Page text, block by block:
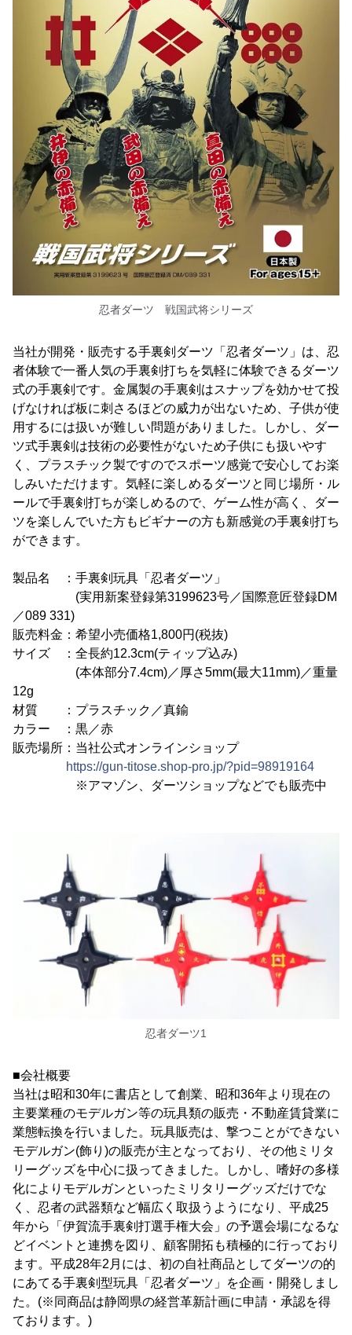
忍者ダーツ 戦国武将シリーズ
当社が開発・販売する手裏剣ダーツ「忍者ダーツ」は、忍
者体験で一番人気の手裏剣打ちを気軽に体験できるダーツ
式の手裏剣です。金属製の手裏剣はスナップを効かせて投
げなければ板に刺さるほどの威力が出ないため、子供が使
用するには扱いが難しい問題がありました。しかし、ダー
ツ式手裏剣は技術の必要性がないため子供にも扱いやす
く、プラスチック製ですのでスポーツ感覚で安心してお楽
しみいただけます。気軽に楽しめるダーツと同じ場所・ル
ールで手裏剣打ちが楽しめるので、ゲーム性が高く、ダー
ツを楽しんでいた方もビギナーの方も新感覚の手裏剣打ち
ができます。
製品名 ：手裏剣玩具「忍者ダーツ」
(実用新案登録第3199623号／国際意匠登録DM
／089 331)
販売料金：希望小売価格1,800円(税抜)
サイズ ：全長約12.3cm(ティップ込み)
(本体部分7.4cm)／厚さ5mm(最大11mm)／重量
12g
材質 ：プラスチック／真鍮
カラー ：黒／赤
販売場所：当社公式オンラインショップ
https://gun-titose.shop-pro.jp/?pid=98919164
※アマゾン、ダーツショップなどでも販売中
忍者ダーツ1
■会社概要
当社は昭和30年に書店として創業、昭和36年より現在の
主要業種のモデルガン等の玩具類の販売・不動産賃貸業に
業態転換を行いました。玩具販売は、撃つことができない
モデルガン(飾り)の販売が主となっており、その他ミリタ
リーグッズを中心に扱ってきました。しかし、嗜好の多様
化によりモデルガンといったミリタリーグッズだけでな
く、忍者の武器類など幅広く取扱うようになり、平成25
年から「伊賀流手裏剣打選手権大会」の予選会場になるな
どイベントと連携を図り、顧客開拓も積極的に行っており
ます。平成28年2月には、初の自社商品としてダーツの的
にあてる手裏剣型玩具「忍者ダーツ」を企画・開発しまし
た。(※同商品は静岡県の経営革新計画に申請・承認を得
ております。)